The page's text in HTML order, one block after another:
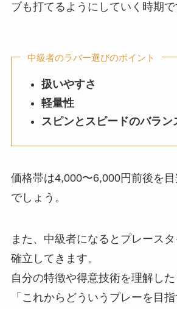
ブも打てるようにしていく時期で
中級者のラバー選びのポイント
扱いやすさ
軽量性
スピンとスピードのバラン
価格帯は4,000〜6,000円前後を
でしょう。
また、中級者になるとプレース
確立してきます。
自分の特徴や得意技術を理解した
「これからどういうプレーを目